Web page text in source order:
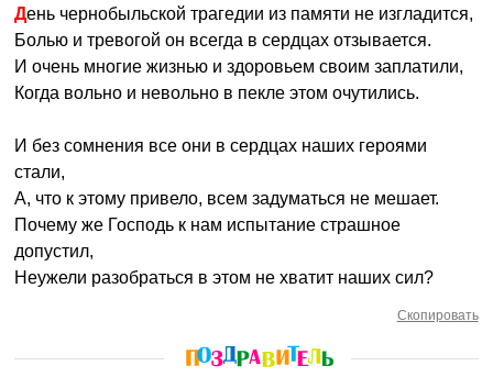
День чернобыльской трагедии из памяти не изгладится,
Болью и тревогой он всегда в сердцах отзывается.
И очень многие жизнью и здоровьем своим заплатили,
Когда вольно и невольно в пекле этом очутились.
И без сомнения все они в сердцах наших героями
стали,
А, что к этому привело, всем задуматься не мешает.
Почему же Господь к нам испытание страшное
допустил,
Неужели разобраться в этом не хватит наших сил?
Скопировать